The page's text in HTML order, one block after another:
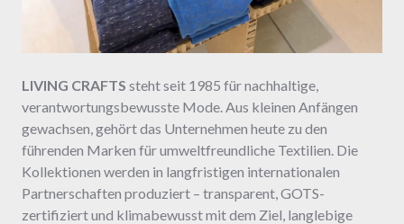
LIVING CRAFTS steht seit 1985 für nachhaltige,
verantwortungsbewusste Mode. Aus kleinen Anfängen
gewachsen, gehört das Unternehmen heute zu den
führenden Marken für umweltfreundliche Textilien. Die
Kollektionen werden in langfristigen internationalen
Partnerschaften produziert – transparent, GOTS-
zertifiziert und klimabewusst mit dem Ziel, langlebige